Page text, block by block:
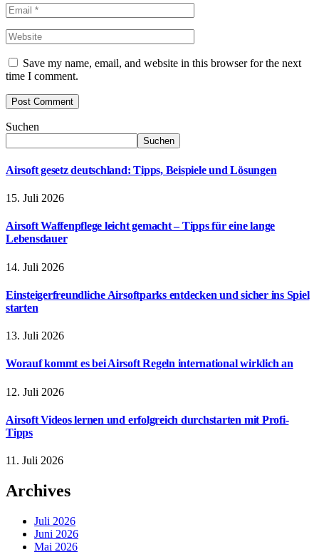
Save my name, email, and website in this browser for the next
time I comment.
Suchen
Suchen
Airsoft gesetz deutschland: Tipps, Beispiele und Lösungen
15. Juli 2026
Airsoft Waffenpflege leicht gemacht – Tipps für eine lange
Lebensdauer
14. Juli 2026
Einsteigerfreundliche Airsoftparks entdecken und sicher ins Spiel
starten
13. Juli 2026
Worauf kommt es bei Airsoft Regeln international wirklich an
12. Juli 2026
Airsoft Videos lernen und erfolgreich durchstarten mit Profi-
Tipps
11. Juli 2026
Archives
Juli 2026
Juni 2026
Mai 2026